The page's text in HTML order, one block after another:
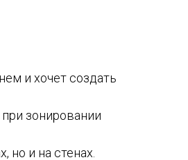
и хочет создать
зонировании
но и на стенах.